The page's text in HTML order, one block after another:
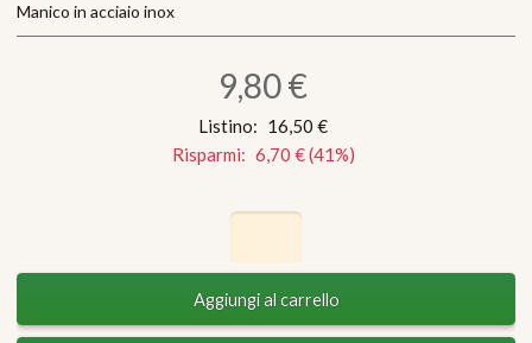
Manico in acciaio inox
9,80 €
Listino: 16,50 €
Risparmi: 6,70 €(41%)